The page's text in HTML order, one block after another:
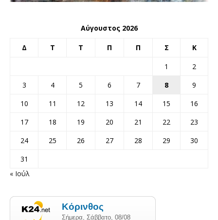
Αύγουστος 2026
Δ Τ Τ Π Π Σ Κ
1
2
3
4 5 6 7 8
9
10
11 12 13 14 15
16
17
18 19 20 21 22
23
24
25 26 27 28 29
30
31
« Ιούλ